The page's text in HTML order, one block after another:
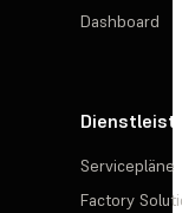
Dashboard
Servicepläne
Factory